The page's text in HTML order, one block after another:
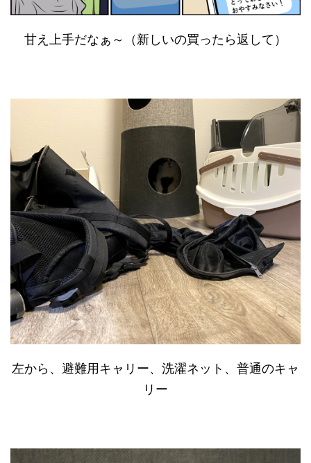
甘え上手だなぁ～（新しいの買ったら返して）
左から、避難用キャリー、洗濯ネット、普通のキャ
リー